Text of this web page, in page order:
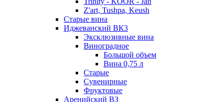
Z'art, Tushpa, Keush
Старые вина
Иджеванский ВК3
Эксклюзивные вина
Виноградное
Большой объем
Вина 0,75 л
Старые
Сувенирные
Фруктовые
Аренийский ВЗ